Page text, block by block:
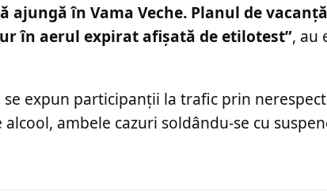
ajungă în Vama Veche. Planul de
în aerul expirat afișată de etilotest”, au
expun participanții la trafic prin
ambele cazuri soldându-se cu